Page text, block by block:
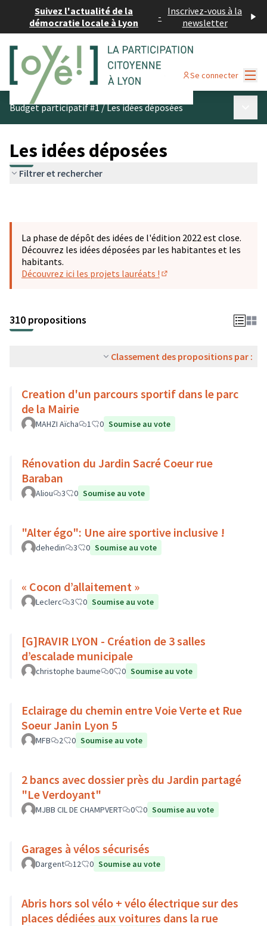
Suivez l'actualité de la
démocratie locale à Lyon
- Inscrivez-vous à la
newsletter
Se connecter
Budget participatif #1/Les idées déposées
Les idées déposées
Filtrer et rechercher
La phase de dépôt des idées de l'édition 2022 est close.
Découvrez les idées déposées par les habitantes et les
habitants.
Découvrez ici les projets lauréats !
310 propositions
Classement des propositions par :
Creation d'un parcours sportif dans le parc
de la Mairie
MAHZI Aïcha 1 0 Soumise au vote
Rénovation du Jardin Sacré Coeur rue
Baraban
Aliou 3 0 Soumise au vote
"Alter égo": Une aire sportive inclusive !
dehedin 3 0 Soumise au vote
« Cocon d’allaitement »
Leclerc 3 0 Soumise au vote
[G]RAVIR LYON - Création de 3 salles
d’escalade municipale
christophe baume 0 0 Soumise au vote
Eclairage du chemin entre Voie Verte et Rue
Soeur Janin Lyon 5
MFB 2 0 Soumise au vote
2 bancs avec dossier près du Jardin partagé
"Le Verdoyant"
MJBB CIL DE CHAMPVERT 0 0 Soumise au vote
Garages à vélos sécurisés
Dargent 12 0 Soumise au vote
Abris hors sol vélo + vélo électrique sur des
places dédiées aux voitures dans la rue